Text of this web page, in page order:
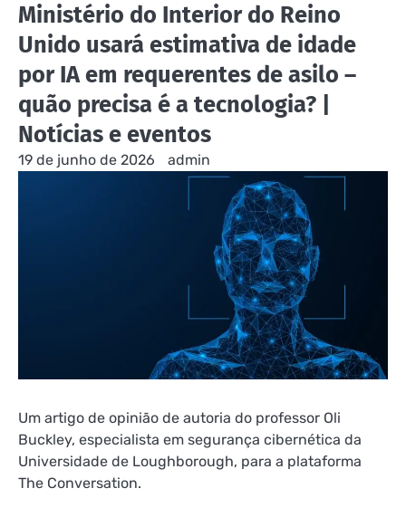
Ministério do Interior do Reino
Unido usará estimativa de idade
por IA em requerentes de asilo –
quão precisa é a tecnologia? |
Notícias e eventos
19 de junho de 2026 admin
Um artigo de opinião de autoria do professor Oli
Buckley, especialista em segurança cibernética da
Universidade de Loughborough, para a plataforma
The Conversation.